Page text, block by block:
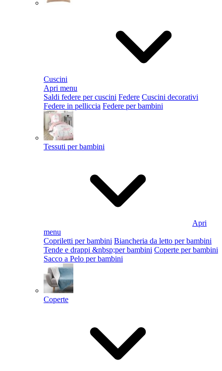
Cuscini
Apri menu
Saldi federe per cuscini Federe Cuscini decorativi
Federe in pelliccia Federe per bambini
Tessuti per bambini
Apri
menu
Copriletti per bambini Biancheria da letto per bambini
Tende e drappi &nbsp;per bambini Coperte per bambini
Sacco a Pelo per bambini
Coperte